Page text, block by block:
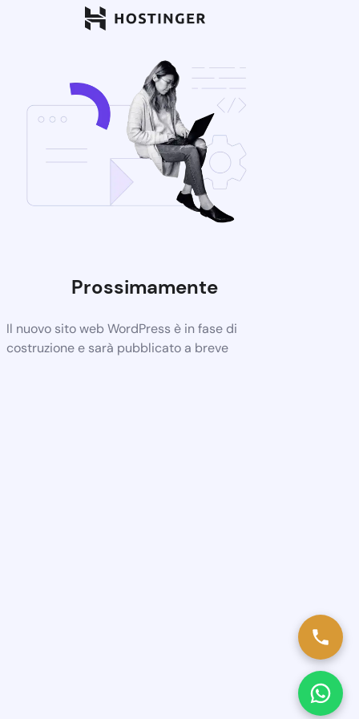
Prossimamente
Il nuovo sito web WordPress è in fase di
costruzione e sarà pubblicato a breve